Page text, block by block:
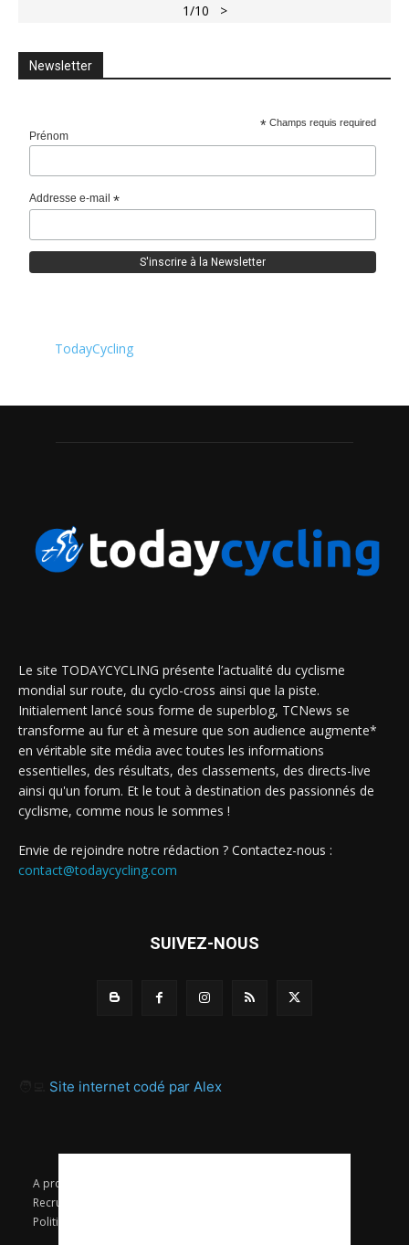
1/10 >
Newsletter
* Champs requis required
Prénom
Addresse e-mail*
TodayCycling
Le site TODAYCYCLING présente l’actualité du cyclisme
mondial sur route, du cyclo-cross ainsi que la piste.
Initialement lancé sous forme de superblog, TCNews se
transforme au fur et à mesure que son audience augmente*
en véritable site média avec toutes les informations
essentielles, des résultats, des classements, des directs-live
ainsi qu'un forum. Et le tout à destination des passionnés de
cyclisme, comme nous le sommes !
Envie de rejoindre notre rédaction ? Contactez-nous :
contact@todaycycling.com
SUIVEZ-NOUS
Site internet codé par Alex
A propos
Recrutement / Offres d’emploi
Politique de confidentialité